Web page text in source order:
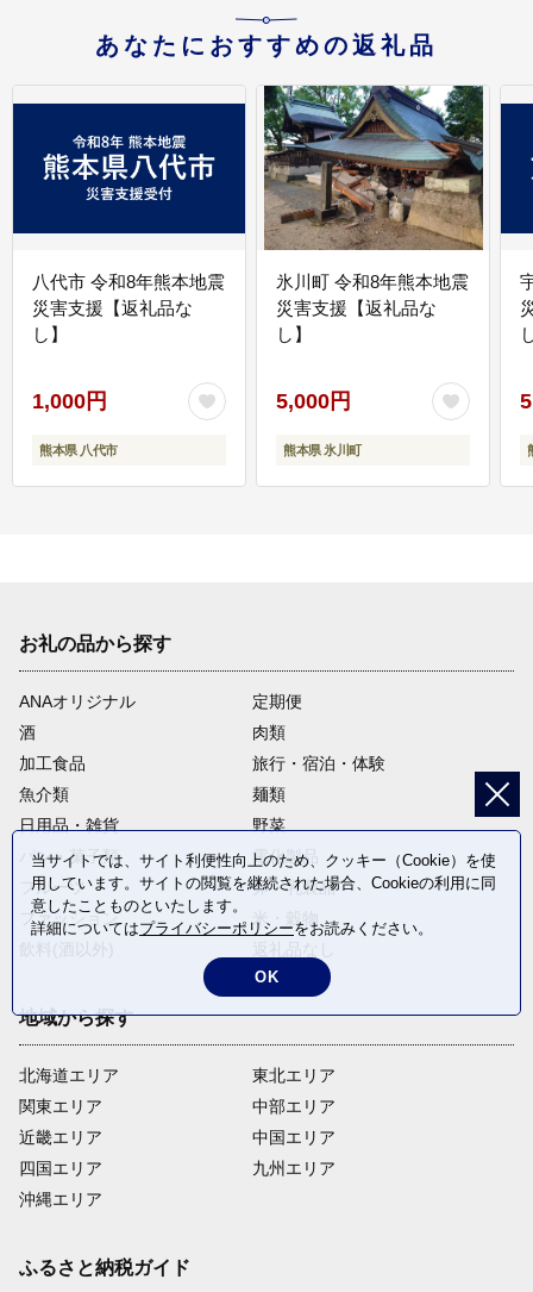
あなたにおすすめの返礼品
八代市 令和8年熊本地震
災害支援【返礼品な
し】
1,000円
熊本県 八代市
氷川町 令和8年熊本地震
災害支援【返礼品な
し】
5,000円
熊本県 氷川町
お礼の品から探す
ANAオリジナル
定期便
酒
肉類
加工食品
旅行・宿泊・体験
魚介類
麺類
日用品・雑貨
野菜
パン・菓子類
電化製品
フルーツ
卵・乳製品
ファッション
米・穀物
地域から探す
北海道エリア
関東エリア
近畿エリア
四国エリア
沖縄エリア
東北エリア
中部エリア
中国エリア
九州エリア
ふるさと納税ガイド
当サイトでは、サイト利便性向上のため、クッキー（Cookie）を使
用しています。サイトの閲覧を継続された場合、Cookieの利用に同
意したことものといたします。
詳細についてはプライバシーポリシーをお読みください。
OK